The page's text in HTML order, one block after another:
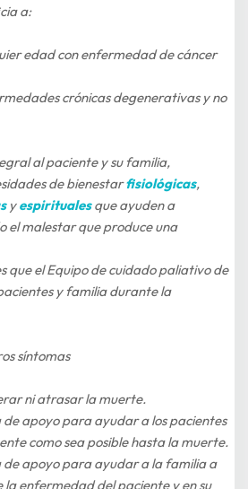
a:
edad con enfermedad de cáncer
crónicas degenerativas y no
al paciente y su familia,
de bienestar fisiológicas
y espirituales que ayuden a
el malestar que produce una
que el Equipo de cuidado paliativo de
y familia durante la
síntomas
ni atrasar la muerte.
de apoyo para ayudar a los pacientes
como sea posible hasta la muerte.
de apoyo para ayudar a la familia a
enfermedad del paciente y en su